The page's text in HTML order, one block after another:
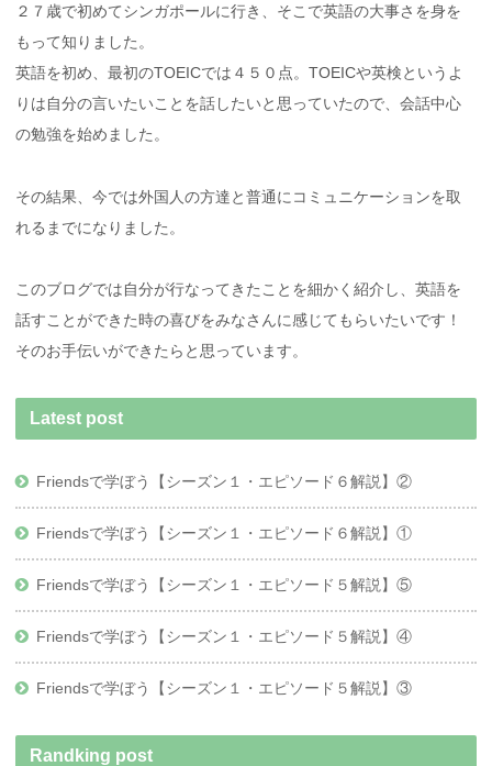
２７歳で初めてシンガポールに行き、そこで英語の大事さを身を
もって知りました。
英語を初め、最初のTOEICでは４５０点。TOEICや英検というよ
りは自分の言いたいことを話したいと思っていたので、会話中心
の勉強を始めました。
その結果、今では外国人の方達と普通にコミュニケーションを取
れるまでになりました。
このブログでは自分が行なってきたことを細かく紹介し、英語を
話すことができた時の喜びをみなさんに感じてもらいたいです！
そのお手伝いができたらと思っています。
Latest post
Friendsで学ぼう【シーズン１・エピソード６解説】②
Friendsで学ぼう【シーズン１・エピソード６解説】①
Friendsで学ぼう【シーズン１・エピソード５解説】⑤
Friendsで学ぼう【シーズン１・エピソード５解説】④
Friendsで学ぼう【シーズン１・エピソード５解説】③
Randking post